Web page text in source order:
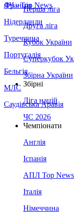
Франція
Нідерланди
Туреччина
Португалія
Бельгія
МЛС
Саудівська Аравія
ЛЧ - Top News
Перша ліга
Друга ліга
Кубок України
Суперкубок
Збірна України
Збірні
Ліга націй
ЧС 2026
Чемпіонати
Англія
Іспанія
АПЛ Top News
Італія
Німеччина